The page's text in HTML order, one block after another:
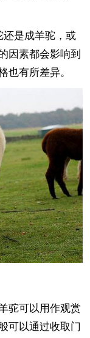
还是成羊驼，或
因素都会影响到
也有所差异。
驼可以用作观赏
可以通过收取门